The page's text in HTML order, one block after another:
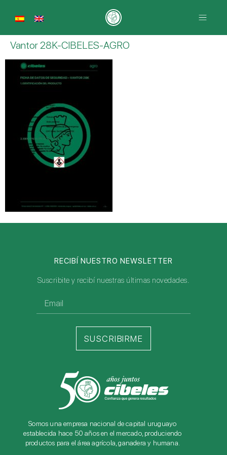
Vantor 28K-CIBELES-AGRO
Somos una empresa nacional de capital uruguayo
establecida hace 50 años en el mercado, produciendo
productos para el área agrícola, ganadera y humana.
RECIBÍ NUESTRO NEWSLETTER
Suscribite y recibí nuestras últimas novedades.
SUSCRIBIRME